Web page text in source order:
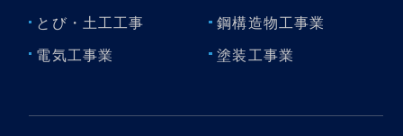
とび・土工工事
鋼構造物工事業
電気工事業
塗装工事業